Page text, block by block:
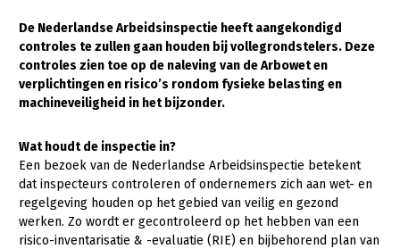
Transitiepaden
Thema’s
Gezonde planten
Natuur, klimaat en energie
Bodem en water
Platteland en omgeving
De Nederlandse Arbeidsinspectie heeft aangekondigd
controles te zullen gaan houden bij vollegrondstelers. Deze
controles zien toe op de naleving van de Arbowet en
verplichtingen en risico’s rondom fysieke belasting en
machineveiligheid in het bijzonder.
Wat houdt de inspectie in?
Een bezoek van de Nederlandse Arbeidsinspectie betekent
dat inspecteurs controleren of ondernemers zich aan wet- en
regelgeving houden op het gebied van veilig en gezond
werken. Zo wordt er gecontroleerd op het hebben van een
risico-inventarisatie & -evaluatie (RIE) en bijbehorend plan van